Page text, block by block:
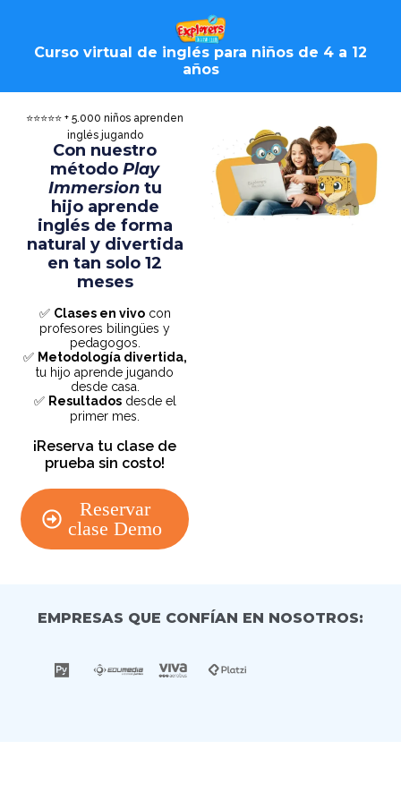
Curso virtual de inglés para niños de 4 a 12
años
⭐⭐⭐⭐⭐ + 5.000 niños aprenden
inglés jugando
Con nuestro
método Play
Immersiontu
hijo aprende
inglés de forma
natural y divertida
en tan solo 12
meses
✅ Clases en vivocon
profesores bilingües y
pedagogos.
✅ Metodología divertida,
tu hijo aprende jugando
desde casa.
✅ Resultadosdesde el
primer mes.
¡Reserva tu clase de
prueba sin costo!
Reservar
clase Demo
EMPRESAS QUE CONFÍAN EN NOSOTROS: